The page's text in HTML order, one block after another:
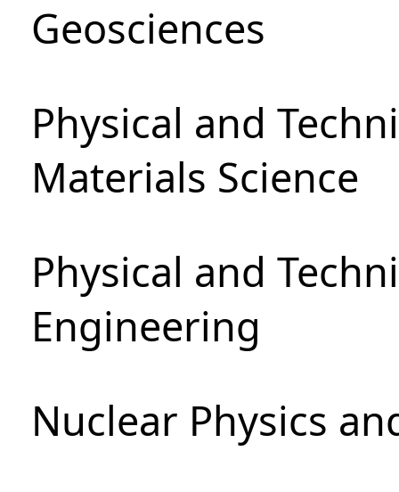
Geosciences
Physical and
Materials Science
Physical and
Engineering
Nuclear Physics